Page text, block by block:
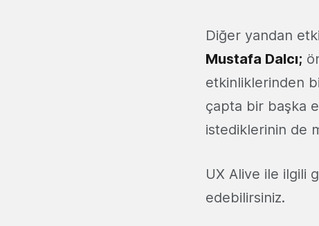
Diğer yandan
Mustafa Dalcı;
etkinliklerinden
çapta bir başka
istediklerinin de
UX Alive ile ilgili
edebilirsiniz.